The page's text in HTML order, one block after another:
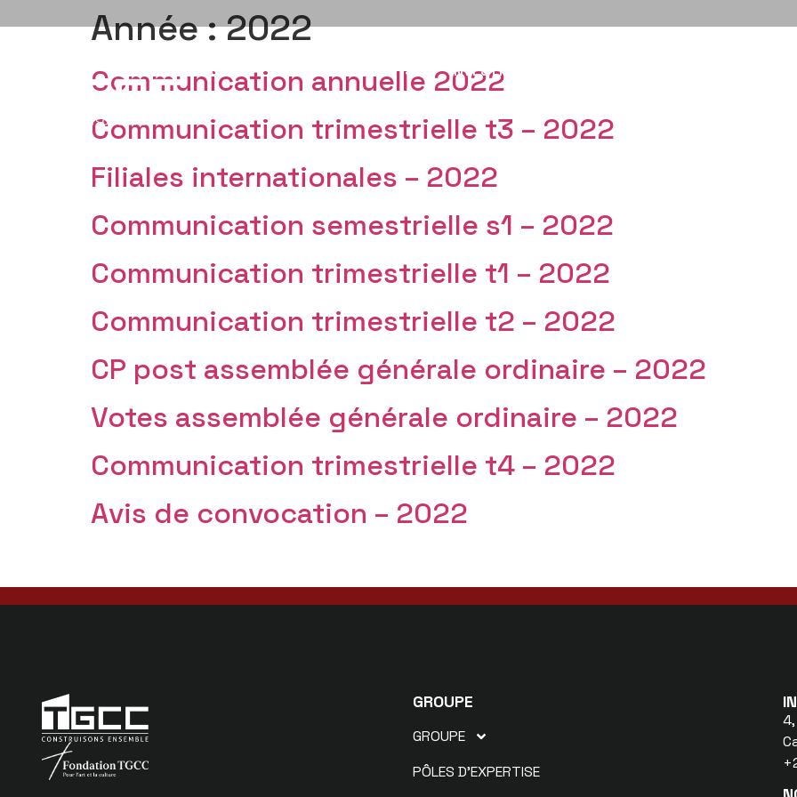
GROUPE PÔLES D’EXPERTISE INVESTISSEURS
Année :2022
Communication annuelle 2022
Communication trimestrielle t3 – 2022
Filiales internationales – 2022
Communication semestrielle s1 – 2022
Communication trimestrielle t1 – 2022
Communication trimestrielle t2 – 2022
CP post assemblée générale ordinaire – 2022
Votes assemblée générale ordinaire – 2022
Communication trimestrielle t4 – 2022
Avis de convocation – 2022
GROUPE
GROUPE
PÔLES D’EXPERTISE